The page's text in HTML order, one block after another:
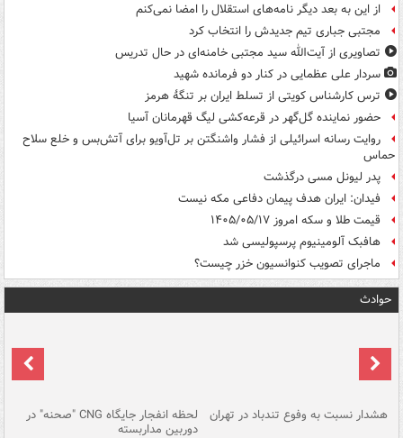
از این به بعد دیگر نامه‌های استقلال را امضا نمی‌کنم
مجتبی جباری تیم جدیدش را انتخاب کرد
تصاویری از آیت‌الله سید مجتبی خامنه‌ای در حال تدریس
سردار علی عظمایی در کنار دو فرمانده شهید
ترس کارشناس کویتی از تسلط ایران بر تنگۀ هرمز
حضور نماینده گل‌گهر در قرعه‌کشی لیگ قهرمانان آسیا
روایت رسانه اسرائیلی از فشار واشنگتن بر تل‌آویو برای آتش‌بس و خلع سلاح
حماس
پدر لیونل مسی درگذشت
فیدان: ایران هدف پیمان دفاعی مکه نیست
قیمت طلا و سکه امروز ۱۴۰۵/۰۵/۱۷
هافبک آلومینیوم پرسپولیسی شد
ماجرای تصویب کنوانسیون خزر چیست؟
حوادث
هشدار نسبت به وفوع تندباد در تهران لحظه انفجار جایگاه CNG "صحنه" در
دوربین مداربسته